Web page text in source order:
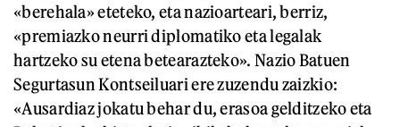
«berehala» eteteko, eta nazioarteari, berriz,
«premiazko neurri diplomatiko eta legalak
hartzeko su etena betearazteko». Nazio Batuen
Segurtasun Kontseiluari ere zuzendu zaizkio:
«Ausardiaz jokatu behar du, erasoa gelditzeko eta